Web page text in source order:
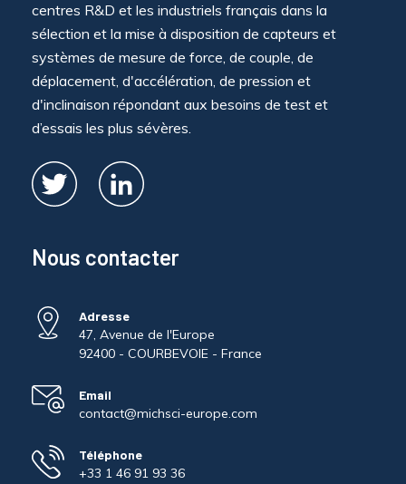
centres R&D et les industriels français dans la
sélection et la mise à disposition de capteurs et
systèmes de mesure de force, de couple, de
déplacement, d'accélération, de pression et
d'inclinaison répondant aux besoins de test et
d’essais les plus sévères.
Nous contacter
Adresse
47, Avenue de l'Europe
92400 - COURBEVOIE - France
Email
contact@michsci-europe.com
Téléphone
+33 1 46 91 93 36